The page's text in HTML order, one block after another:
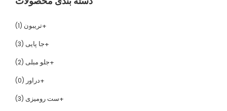
تریبون (1)
جا پایی (3)
جلو مبلی (2)
دراور (0)
ست رومیزی (3)